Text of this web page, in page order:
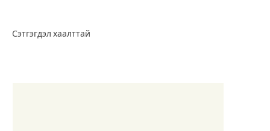
Сэтгэгдэл хаалттай